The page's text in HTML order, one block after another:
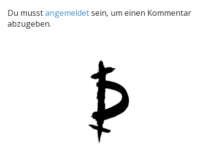
t
n
a
Du musstangemeldetsein, um einen Kommentar
abzugeben.